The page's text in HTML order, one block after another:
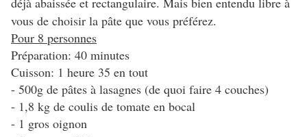
vous de choisir la pâte que vous préférez.
Pour 8 personnes
Préparation: 40 minutes
Cuisson: 1 heure 35 en tout
- 500g de pâtes à lasagnes (de quoi faire 4 couches)
- 1,8 kg de coulis de tomate en bocal
- 1 gros oignon